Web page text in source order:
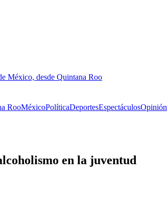
México, desde Quintana Roo
RooMéxicoPolíticaDeportesEspectáculosOpinión
en la juventud